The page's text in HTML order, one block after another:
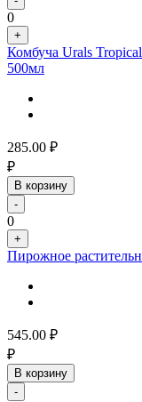
0
+
Комбуча Urals
500мл
285.00 ₽
₽
В корзину
-
0
+
Пирожное
545.00 ₽
₽
В корзину
-